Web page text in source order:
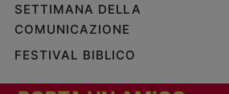
SETTIMANA DELLA
COMUNICAZIONE
FESTIVAL BIBLICO